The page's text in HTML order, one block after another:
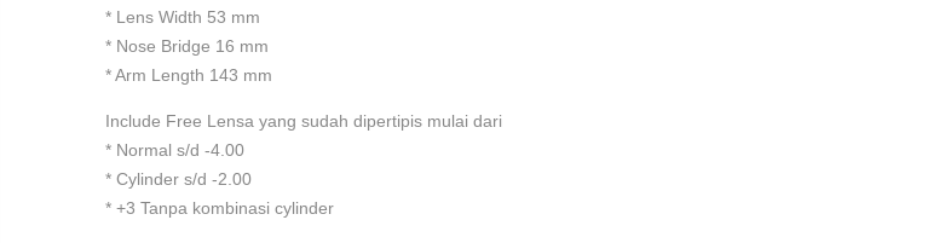
* Lens Width 53 mm
* Nose Bridge 16 mm
* Arm Length 143 mm
Include Free Lensa yang sudah dipertipis mulai dari
* Normal s/d -4.00
* Cylinder s/d -2.00
* +3 Tanpa kombinasi cylinder